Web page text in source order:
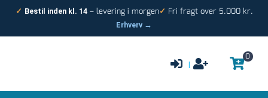
✓ Bestil inden kl. 14– levering i morgen✓ Fri fragt over 5.000 kr.
Erhverv →
|
0